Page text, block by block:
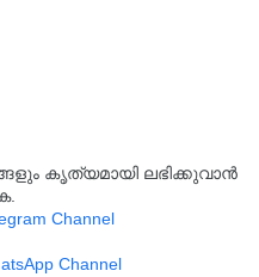
കൃത്യമായി ലഭിക്കുവാൻ
Channel
Channel